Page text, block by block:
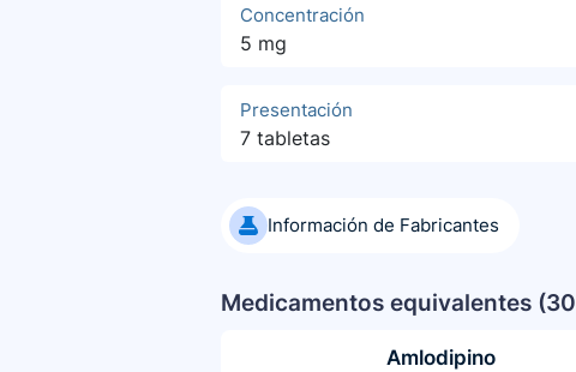
Concentración
5 mg
Presentación
7 tabletas
Información de Fabricantes
Medicamentos equivalentes (30
Amlodipino